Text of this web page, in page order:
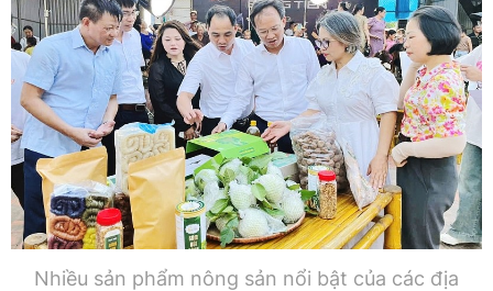
Nhiều sản phẩm nông sản nổi bật của các địa